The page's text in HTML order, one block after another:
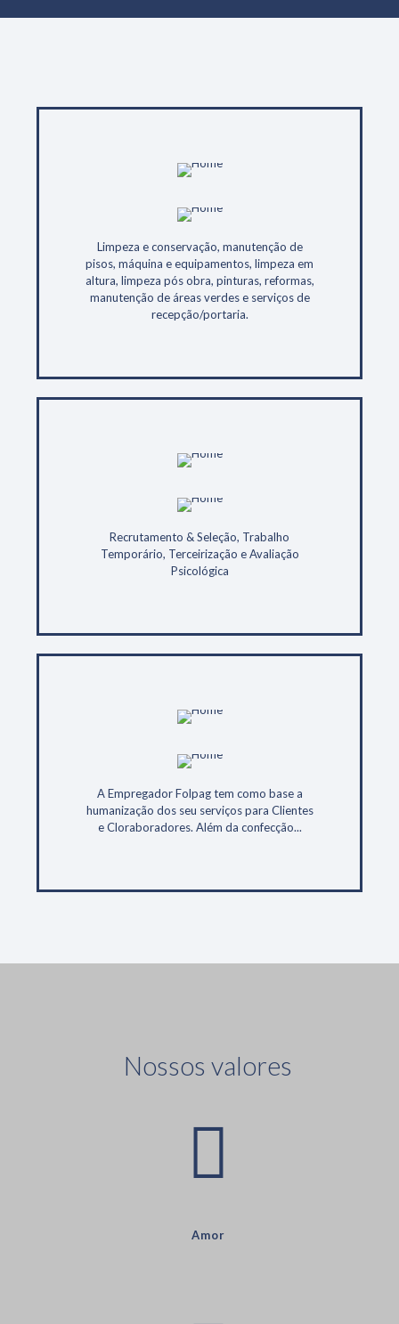
Limpeza e conservação, manutenção de
pisos, máquina e equipamentos, limpeza em
altura, limpeza pós obra, pinturas, reformas,
manutenção de áreas verdes e serviços de
recepção/portaria.
Recrutamento & Seleção, Trabalho
Temporário, Terceirização e Avaliação
Psicológica
A Empregador Folpag tem como base a
humanização dos seu serviços para Clientes
e Cloraboradores. Além da confecção...
Nossos valores
Amor